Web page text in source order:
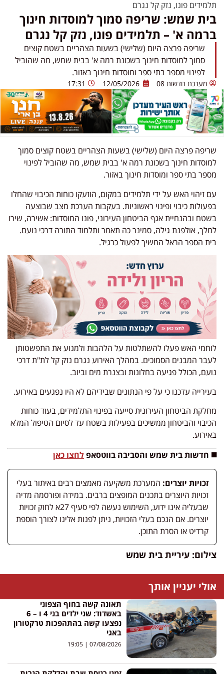
תלמידים פונו, נזק קל נגרם
בית שמש: שריפה סמוך למוסדות חינוך
ברמה א' – תלמידים פונו, נזק קל נגרם
שריפה פרצה היום (שלישי) בשעות הצהריים בשטח קוצים
סמוך למוסדות חינוך בשכונת רמה א' בבית שמש, מה שהוביל
לפינוי מספר בתי ספר ומוסדות חינוך באזור.
מערכת חדשות 08 12/05/2026
17:31
שריפה פרצה היום (שלישי) בשעות הצהריים בשטח קוצים סמוך
למוסדות חינוך בשכונת רמה א' בבית שמש, מה שהוביל לפינוי
מספר בתי ספר ומוסדות חינוך באזור.
עם זיהוי האש על ידי תלמידים במקום, הוזעקו כוחות הכיבוי שהחלו
בפעולות כיבוי ופינוי ראשוניות. בעקבות הערכת מצב שבוצעה
בשטח ובהנחיית אגף הביטחון העירוני, פונו המוסדות: אשירה, שירו
למלך, אולפנת גילה, סמינר כה תאמר ותלמוד התורה דרכי נועם.
בית הספר הראל המשיך לפעול כרגיל.
לוחמי האש פעלו להשתלטות על הלהבות ולמנוע את התפשטותן
לעבר המבנים הסמוכים. במהלך האירוע נגרם נזק קל לת"ת דרכי
נועם, הכולל פגיעה בחלונות ובצנרת מים וביוב.
בעירייה עדכנו כי על פי הנתונים שבידיהם לא היו נפגעים באירוע.
מחלקת הביטחון העירונית סייעה בפינוי התלמידים, בעוד כוחות
הכיבוי והביטחון ממשיכים בפעילות בשטח עד לסיום הטיפול המלא
באירוע.
◼️ חדשות בית שמש והסביבה בווטסאפלחצו כאן
זכויות יוצרים: המערכת משקיעה מאמצים רבים באיתור בעלי
זכויות היוצרים בתכנים המופצים ברבים. במידה ופורסמה מדיה
שבעליה אינו ידוע, השימוש נעשה לפי סעיף 27א לחוק זכויות
יוצרים. אם הנכם בעלי הזכויות, ניתן לפנות אלינו לצורך הוספת
קרדיט או הסרת התוכן.
צילום: עיריית בית שמש
אולי יעניין אותך
תאונה קשה בחוף הצפוני
באשדוד: שני ילדים בני 4 ו – 6
נפצעו קשה בהתהפכות טרקטורון
באגי
07/08/2026